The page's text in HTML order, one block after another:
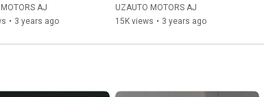
SEVIMLI TV
AJ
• 3 years ago
MOTORS
UZAUTO MOTORS AJ
15K views • 3 years ago